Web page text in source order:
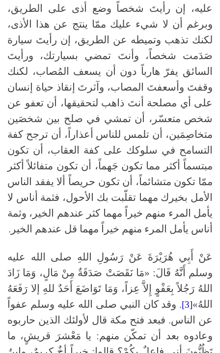
عليه، إن رأيتَ شخصاً وضع أذى على الطريق،
وبرغم أن لا شيء عليك ممّا ينتج عن هذا الأذى،
لكنك تذهب وتميطه عن الطريق، إن رأيتَ سيارة
صَدَمت شخصاً، وأنتَ تمضي بسيارتك، ورأيتَ
السائق يفرّ هارباً دون أن يسعف المُصاب، لكنك
وقفتَ وأسعفتَ المصاب، وآثرتَ إنقاذ حياة إنسان
على أي مصلحة أنتَ ذاهب لتحقيقها، أن تعفو عن
شخص متعسّر، أن تمشي في صلح بين شخصَين
متخاصِمَين، أن تلمس للناس أعذاراً، أن ترجح كفة
التسامح في سلوكك على كفة العقاب، أن تكون
مبتسماً أكثر مما تكون جَهماً، أن تكون متفائلاً أكثر
ممّا تكون متشائماً، أن تكون حريصاً ألا يفقد الناس
الأمل بخيرك مهما تقلّبت بك الأحول، فثمة أناس لا
يأمل المرء منهم خيراً مهما كثر عندهم الخير، وثمة
أناس يأمل المرء منهم خيراً مهما قل عندهم الخير.
عَنْ أَبِي هُرَيْرَةَ عَنْ رَسُولِ اللهِ صلى الله عليه
وسلم أَنَّهُ قَالَ: «مَا نَقَصَتْ صَدَقَةٌ مِنْ مَالٍ، وَمَا زَادَ
اللهُ رَجُلاً بِعَفْوٍ إِلاَّ عِزاً، وَمَا تَوَاضَعَ أَحَدٌ للهِ إلا رَفَعَهُ
اللهُ»[3]
. وقد كان النبي صلى الله عليه وسلم عفواً
عن الناس. فبعد فتح مكة قال لأولئك الذين حاربوه
وعادوه بعد أن تمكّن منهم: يا مَعْشرَ قريشٍ، ما